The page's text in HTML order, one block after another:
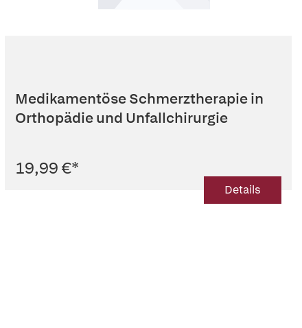
Medikamentöse Schmerztherapie in
Orthopädie und Unfallchirurgie
19,99 €*
Details